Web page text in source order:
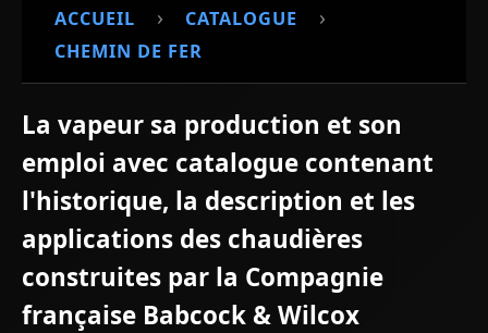
ACCUEIL › CATALOGUE ›
CHEMIN DE FER
La vapeur sa production et son
emploi avec catalogue contenant
l'historique, la description et les
applications des chaudières
construites par la Compagnie
française Babcock & Wilcox